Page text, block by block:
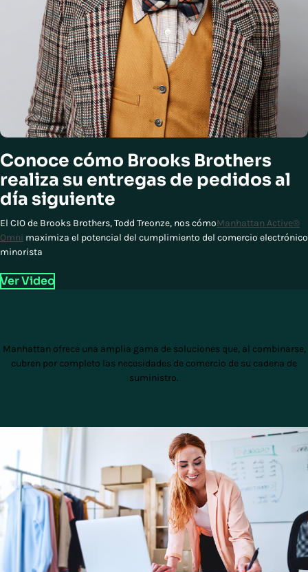
Conoce cómo Brooks Brothers
realiza su entregas de pedidos al
día siguiente
El CIO de Brooks Brothers, Todd Treonze, nos cómoManhattan Active®
Omni maximiza el potencial del cumplimiento del comercio electrónico
minorista
Ver Video
Manhattan ofrece una amplia gama de soluciones que, al combinarse,
cubren por completo las necesidades de comercio de su cadena de
suministro.